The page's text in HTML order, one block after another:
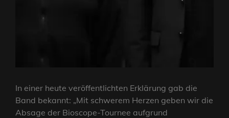
In einer heute veröffentlichten Erklärung gab die
Band bekannt: „Mit schwerem Herzen geben wir die
Absage der Bioscope-Tournee aufgrund